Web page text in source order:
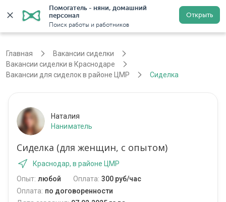
Помогатель - няни, домашний
персонал
Поиск работы и работников
Открыть
Краснодар Регистрация
Главная
Вакансии сиделки
Вакансии сиделки в Краснодаре
Вакансии для сиделок в районе ЦМР
Сиделка
Наталия
Наниматель
Сиделка (для женщин, с опытом)
Краснодар, в районе ЦМР
Опыт: любой Оплата: 300 руб/час
Оплата: по договоренности